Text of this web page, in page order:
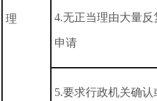
理 4.无正当理由大量反
申请
5.要求行政机关确认